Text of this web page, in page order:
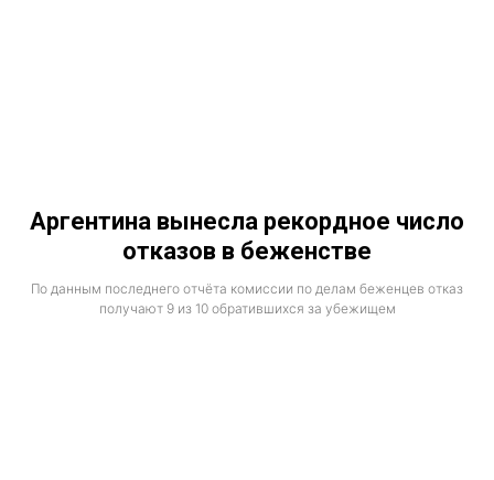
Аргентина вынесла рекордное число
отказов в беженстве
По данным последнего отчёта комиссии по делам беженцев отказ
получают 9 из 10 обратившихся за убежищем